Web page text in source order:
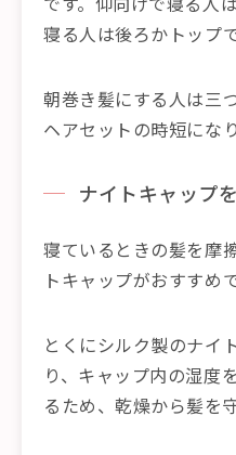
寝る人は後ろかトップ
朝巻き髪にする人は三
ヘアセットの時短になり
ナイトキャップ
寝ているときの髪を摩
トキャップがおすすめで
とくにシルク製のナイ
り、キャップ内の湿度
るため、乾燥から髪を